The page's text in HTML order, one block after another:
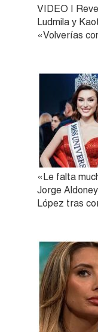
VIDEO |
Ludmila y
«Volverías
«Le falta
Jorge
López tras